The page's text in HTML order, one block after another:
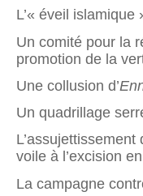
L’« éveil islamique
Un comité pour la
promotion de la
Une collusion d’
Un quadrillage
voile à l’excision
La campagne